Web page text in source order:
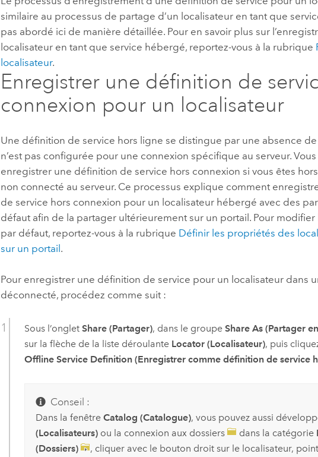
similaire au processus de partage d’un localisateur en tant que
pas abordé ici de manière détaillée. Pour en savoir plus sur
localisateur en tant que service hébergé, reportez-vous à la rubrique
localisateur.
Enregistrer une définition de
connexion pour un localisateur
Une définition de service hors ligne se distingue par une absence
n’est pas configurée pour une connexion spécifique au serveur.
enregistrer une définition de service hors connexion si vous êtes
non connecté au serveur. Ce processus explique comment
de service hors connexion pour un localisateur hébergé avec des
défaut afin de la partager ultérieurement sur un portail. Pour
par défaut, reportez-vous à la rubrique Définir les propriétés des
sur un portail.
Pour enregistrer une définition de service pour un localisateur dans
déconnecté, procédez comme suit :
Sous l’ongletShare (Partager), dans le groupeShare As (Partager
sur la flèche de la liste déroulante Locator (Localisateur), puis
Offline Service Definition (Enregistrer comme définition de service
Conseil :
Dans la fenêtre Catalog (Catalogue), vous pouvez aussi
(Localisateurs)ou la connexion aux dossiers dans la catégorie
(Dossiers)
, cliquer avec le bouton droit sur le localisateur,